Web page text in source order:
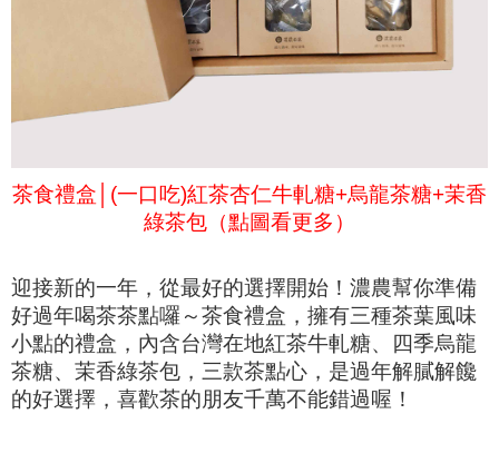
茶食禮盒│ (一口吃)紅茶杏仁牛軋糖+烏龍茶糖+茉香
綠茶包（點圖看更多）
迎接新的一年，從最好的選擇開始！濃農幫你準備
好過年喝茶茶點囉～茶食禮盒，擁有三種茶葉風味
小點的禮盒，內含台灣在地紅茶牛軋糖、四季烏龍
茶糖、茉香綠茶包，三款茶點心，是過年解膩解饞
的好選擇，喜歡茶的朋友千萬不能錯過喔！